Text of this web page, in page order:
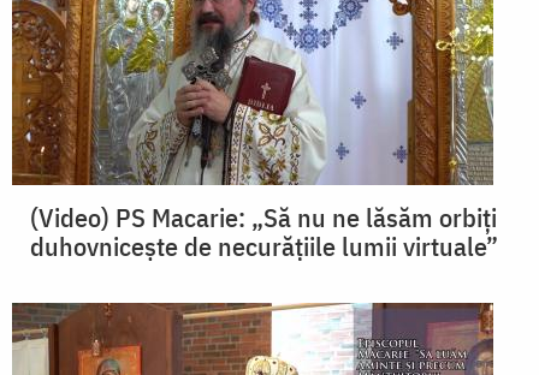
(Video) PS Macarie: „Să nu ne lăsăm orbiți
duhovnicește de necurățiile lumii virtuale”